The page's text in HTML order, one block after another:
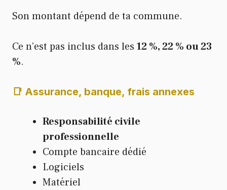
Son montant dépend de ta commune.
Ce n’est pas inclus dans les 12 %, 22 % ou 23
%.
📑 Assurance, banque, frais annexes
Responsabilité civile
professionnelle
Compte bancaire dédié
Logiciels
Matériel